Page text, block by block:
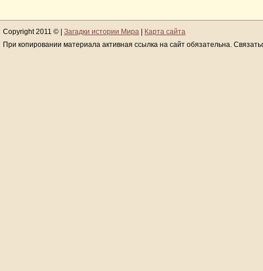
Copyright 2011 © | Загадки истории Мира
Карта сайта
При копировании материала активная ссылка на сайт обязательна.